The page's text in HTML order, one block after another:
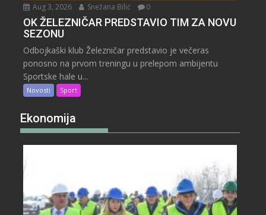
Aug 3, 2026 Snežana Bilić 0
OK ŽELEZNIČAR PREDSTAVIO TIM ZA NOVU
SEZONU
Odbojkaški klub Železničar predstavio je večeras
ponosno na prvom treningu u prelepom ambijentu
Sportske hale u...
Novosti Sport
Ekonomija